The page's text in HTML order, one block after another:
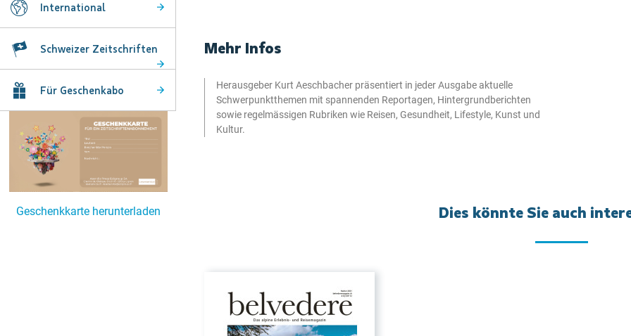
Mehr Infos
Herausgeber Kurt Aeschbacher präsentiert in jeder Ausgabe aktuelle
Schwerpunktthemen mit spannenden Reportagen, Hintergrundberichten
sowie regelmässigen Rubriken wie Reisen, Gesundheit, Lifestyle, Kunst und
Kultur.
Dies könnte Sie auch
International
Schweizer Zeitschriften
Für Geschenkabo
Geschenkkarte herunterladen